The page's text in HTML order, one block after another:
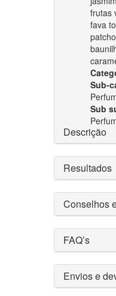
frutas
fava
Sub-
Sub
Descrição
Resultados
Conselhos
FAQ’s
Envios e